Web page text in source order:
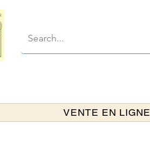
VENTE EN LIGNE